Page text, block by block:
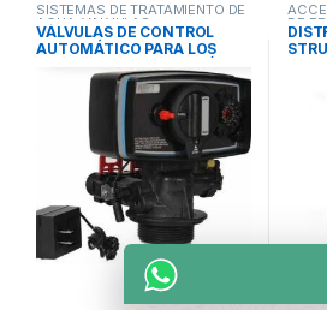
SISTEMAS DE TRATAMIENTO DE
AGUA,VALVULAS
RESIDENCIALES,VALVULAS Y
CONTROLES
VÁLVULAS DE CONTROL
AUTOMÁTICO PARA LOS
SISTEMAS DE FILTRACIÓN
PKV PURIKOR
DE